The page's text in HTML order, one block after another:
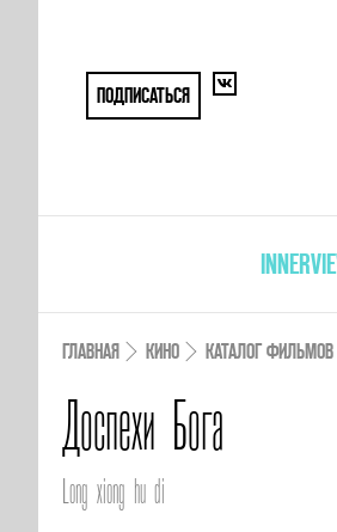
ПОДПИСАТЬСЯ
ГЛАВНАЯ КИНО КАТАЛОГ ФИЛЬМОВ
Доспехи Бога
Long xiong hu di